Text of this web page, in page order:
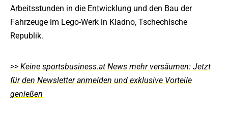
Arbeitsstunden in die Entwicklung und den Bau der
Fahrzeuge im Lego-Werk in Kladno, Tschechische
Republik.
>> Keine sportsbusiness.at News mehr versäumen: Jetzt
für den Newsletter anmelden und exklusive Vorteile
genießen